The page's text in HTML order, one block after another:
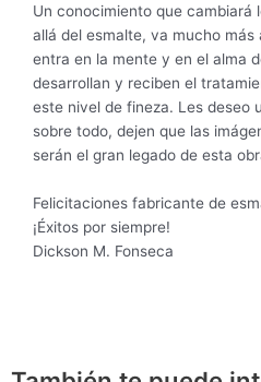
Un conocimiento que cambiará
allá del esmalte, va mucho
entra en la mente y en el alma
desarrollan y reciben el
este nivel de fineza. Les deseo
sobre todo, dejen que las
serán el gran legado de esta
Felicitaciones fabricante de
¡Éxitos por siempre!
Dickson M. Fonseca